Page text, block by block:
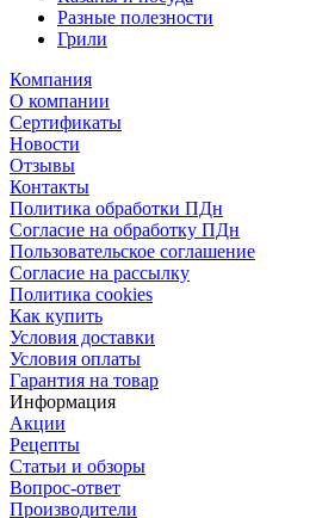
Разные полезности
Грили
Компания
О компании
Сертификаты
Новости
Отзывы
Контакты
Политика обработки ПДн
Согласие на обработку ПДн
Пользовательское соглашение
Согласие на рассылку
Политика cookies
Как купить
Условия доставки
Условия оплаты
Гарантия на товар
Информация
Акции
Рецепты
Статьи и обзоры
Вопрос-ответ
Производители